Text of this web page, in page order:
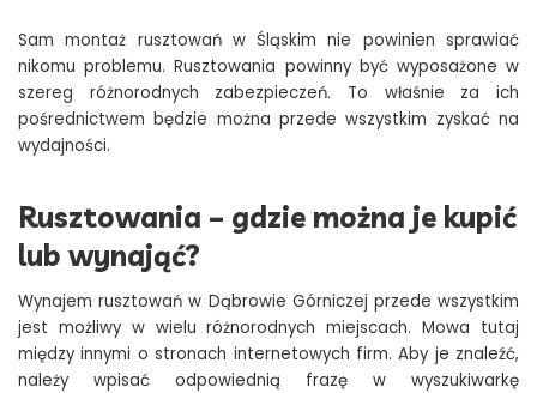
Sam montaż rusztowań w Śląskim nie powinien sprawiać
nikomu problemu. Rusztowania powinny być wyposażone w
szereg różnorodnych zabezpieczeń. To właśnie za ich
pośrednictwem będzie można przede wszystkim zyskać na
wydajności.
Rusztowania – gdzie można je kupić
lub wynająć?
Wynajem rusztowań w Dąbrowie Górniczej przede wszystkim
jest możliwy w wielu różnorodnych miejscach. Mowa tutaj
między innymi o stronach internetowych firm. Aby je znaleźć,
należy wpisać odpowiednią frazę w wyszukiwarkę